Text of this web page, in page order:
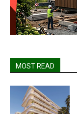
MOST READ